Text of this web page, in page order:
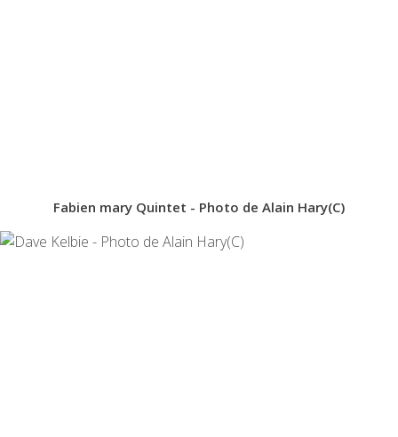
Fabien mary Quintet - Photo de Alain Hary(C)